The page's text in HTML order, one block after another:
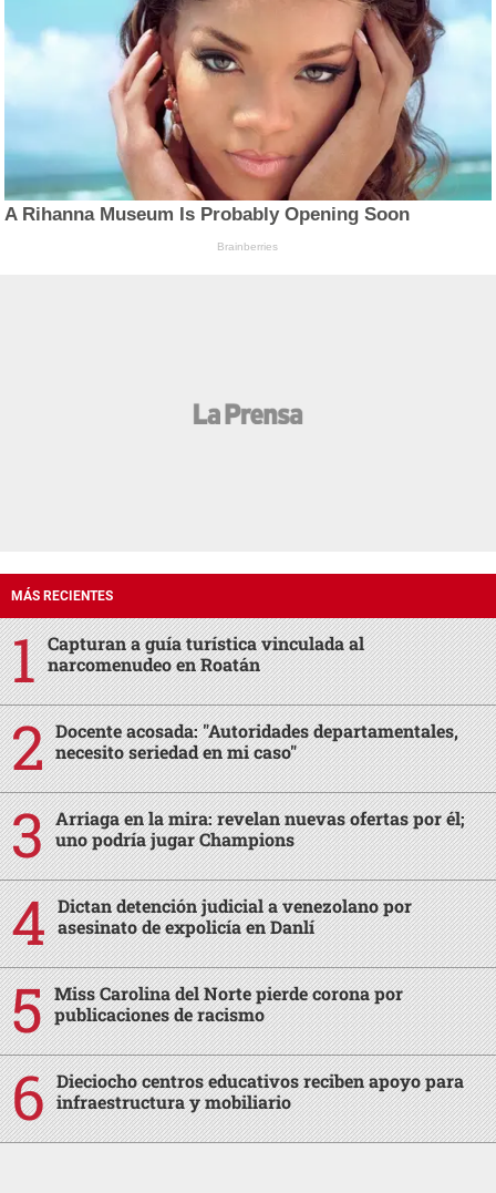
A Rihanna Museum Is Probably Opening Soon
Brainberries
MÁS RECIENTES
Capturan a guía turística vinculada al
narcomenudeo en Roatán
Docente acosada: "Autoridades departamentales,
necesito seriedad en mi caso"
Arriaga en la mira: revelan nuevas ofertas por él;
uno podría jugar Champions
Dictan detención judicial a venezolano por
asesinato de expolicía en Danlí
Miss Carolina del Norte pierde corona por
publicaciones de racismo
Dieciocho centros educativos reciben apoyo para
infraestructura y mobiliario